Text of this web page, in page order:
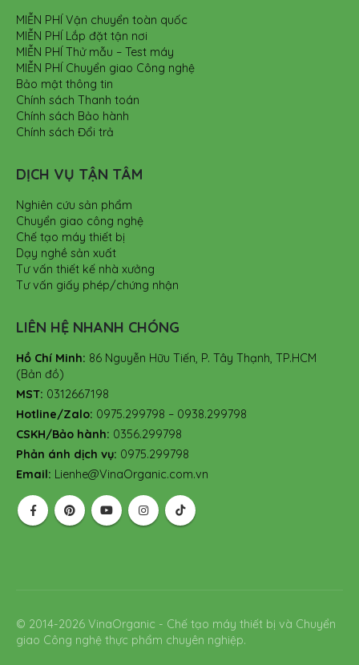
MIỄN PHÍ Vận chuyển toàn quốc
MIỄN PHÍ Lắp đặt tận nơi
MIỄN PHÍ Thử mẫu – Test máy
MIỄN PHÍ Chuyển giao Công nghệ
Bảo mật thông tin
Chính sách Thanh toán
Chính sách Bảo hành
Chính sách Đổi trả
DỊCH VỤ TẬN TÂM
Nghiên cứu sản phẩm
Chuyển giao công nghệ
Chế tạo máy thiết bị
Dạy nghề sản xuất
Tư vấn thiết kế nhà xưởng
Tư vấn giấy phép/chứng nhận
LIÊN HỆ NHANH CHÓNG
Hồ Chí Minh: 86 Nguyễn Hữu Tiến, P. Tây Thạnh, TP.HCM
(Bản đồ)
MST: 0312667198
Hotline/Zalo: 0975.299798 – 0938.299798
CSKH/Bảo hành: 0356.299798
Phản ánh dịch vụ: 0975.299798
Email: Lienhe@VinaOrganic.com.vn
© 2014-2026 VinaOrganic - Chế tạo máy thiết bị và Chuyển
giao Công nghệ thực phẩm chuyên nghiệp.